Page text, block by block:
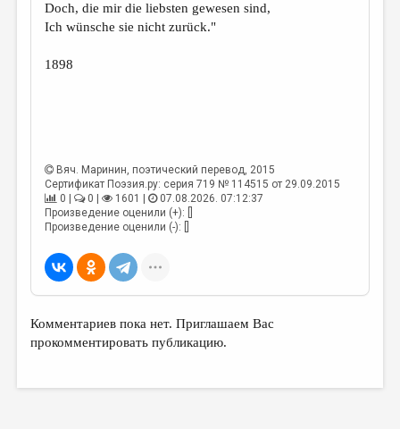
Doch, die mir die liebsten gewesen sind,
Ich wünsche sie nicht zurück."
1898
Вяч. Маринин, поэтический перевод, 2015
Сертификат Поэзия.ру: серия 719 № 114515 от 29.09.2015
0 |
0 | 1601 |
07.08.2026. 07:12:37
Произведение оценили (+): []
Произведение оценили (-): []
Комментариев пока нет. Приглашаем Вас
прокомментировать публикацию.